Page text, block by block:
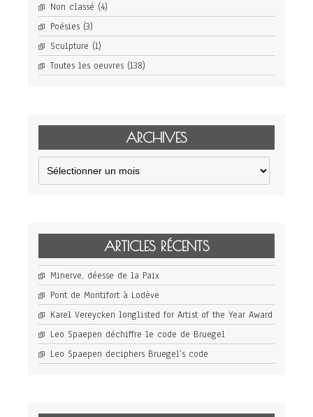
Non classé (4)
Poésies (3)
Sculpture (1)
Toutes les oeuvres (138)
ARCHIVES
Archives
ARTICLES RÉCENTS
Minerve, déesse de la Paix
Pont de Montifort à Lodève
Karel Vereycken longlisted for Artist of the Year Award
Leo Spaepen déchiffre le code de Bruegel
Leo Spaepen deciphers Bruegel’s code